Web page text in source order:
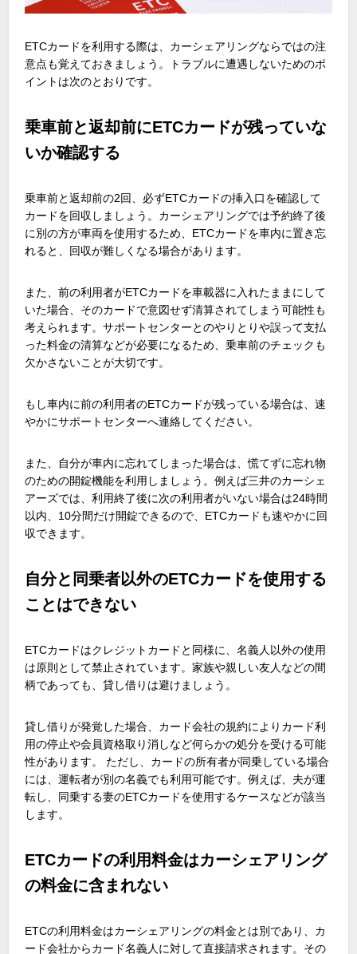
ETCカードを利用する際は、カーシェアリングならではの注
意点も覚えておきましょう。トラブルに遭遇しないためのポ
イントは次のとおりです。
乗車前と返却前にETCカードが残っていな
いか確認する
乗車前と返却前の2回、必ずETCカードの挿入口を確認して
カードを回収しましょう。カーシェアリングでは予約終了後
に別の方が車両を使用するため、ETCカードを車内に置き忘
れると、回収が難しくなる場合があります。
また、前の利用者がETCカードを車載器に入れたままにして
いた場合、そのカードで意図せず清算されてしまう可能性も
考えられます。サポートセンターとのやりとりや誤って支払
った料金の清算などが必要になるため、乗車前のチェックも
欠かさないことが大切です。
もし車内に前の利用者のETCカードが残っている場合は、速
やかにサポートセンターへ連絡してください。
また、自分が車内に忘れてしまった場合は、慌てずに忘れ物
のための開錠機能を利用しましょう。例えば三井のカーシェ
アーズでは、利用終了後に次の利用者がいない場合は24時間
以内、10分間だけ開錠できるので、ETCカードも速やかに回
収できます。
自分と同乗者以外のETCカードを使用する
ことはできない
ETCカードはクレジットカードと同様に、名義人以外の使用
は原則として禁止されています。家族や親しい友人などの間
柄であっても、貸し借りは避けましょう。
貸し借りが発覚した場合、カード会社の規約によりカード利
用の停止や会員資格取り消しなど何らかの処分を受ける可能
性があります。 ただし、カードの所有者が同乗している場合
には、運転者が別の名義でも利用可能です。例えば、夫が運
転し、同乗する妻のETCカードを使用するケースなどが該当
します。
ETCカードの利用料金はカーシェアリング
の料金に含まれない
ETCの利用料金はカーシェアリングの料金とは別であり、カ
ード会社からカード名義人に対して直接請求されます。その